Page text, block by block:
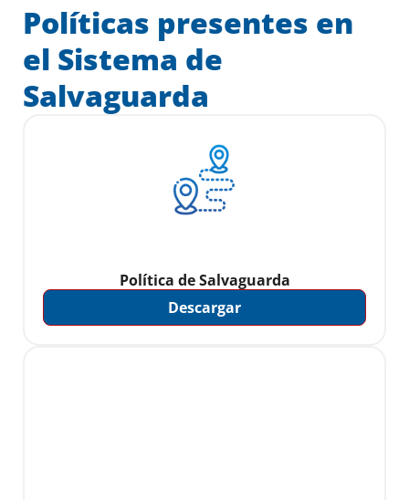
Políticas presentes en
el Sistema de
Salvaguarda
Política de Salvaguarda
Descargar